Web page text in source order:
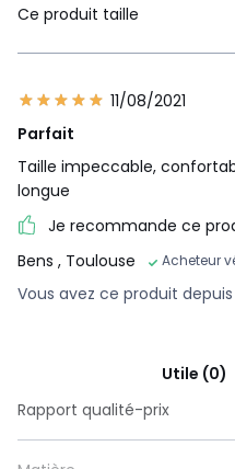
Ce produit taille
11/08/2021
Parfait
Taille impeccable,
longue
Je recommande ce
Bens , Toulouse Acheteur
Vous avez ce produit depuis
Utile (0)
Rapport qualité-prix